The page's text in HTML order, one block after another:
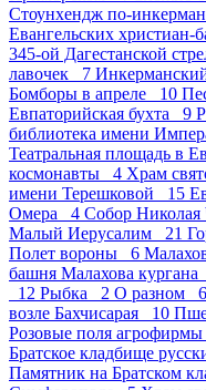
Стоунхендж по-
Евангельских христиан-
345-ой Дагестанской
лавочек 7
Бомборы в апреле 10
Евпаторийская бухта 9
библиотека имени
Театральная площадь в
космонавты 4 Храм
имени Терешковой 15
Омера 4 Собор
Малый Иерусалим 21
Полет вороны 6
башня Малахова
12 Рыбка 2 О разном 6
возле Бахчисарая 10
Розовые поля агрофирмы
Братское кладбище
Памятник на Братском